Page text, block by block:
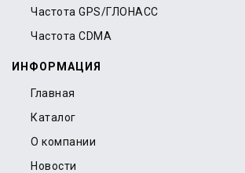
Частота GPS/ГЛОНАСС
Частота CDMA
ИНФОРМАЦИЯ
Главная
Каталог
О компании
Новости